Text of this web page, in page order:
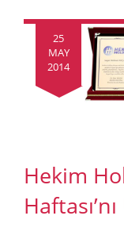
25
MAY
2014
Hekim